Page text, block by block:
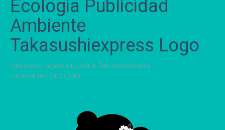
Ecologia Publicidad
Ambiente
Takasushiexpress Logo
Published on agosto 14, 2014 in Taka Sushi Express
Full resolution (300 × 300)